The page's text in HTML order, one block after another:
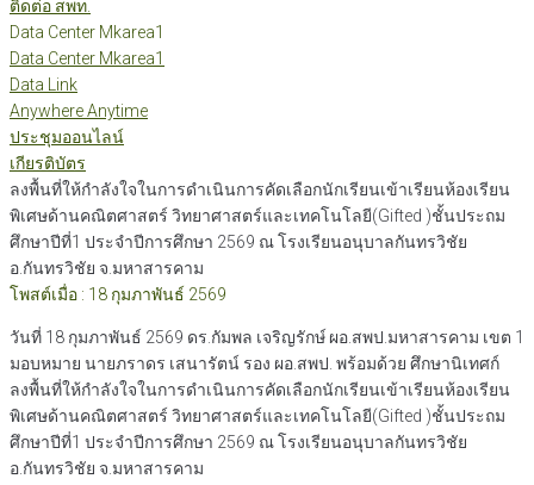
ติดต่อ สพท.
Data Center Mkarea1
Data Center Mkarea1
Data Link
Anywhere Anytime
ประชุมออนไลน์
เกียรติบัตร
ลงพื้นที่ให้กำลังใจในการดำเนินการคัดเลือกนักเรียนเข้าเรียนห้องเรียน
พิเศษด้านคณิตศาสตร์ วิทยาศาสตร์และเทคโนโลยี(Gifted )ชั้นประถม
ศึกษาปีที่1 ประจำปีการศึกษา 2569 ณ โรงเรียนอนุบาลกันทรวิชัย
อ.กันทรวิชัย จ.มหาสารคาม
โพสต์เมื่อ : 18 กุมภาพันธ์ 2569
วันที่ 18 กุมภาพันธ์ 2569 ดร.กัมพล เจริญรักษ์ ผอ.สพป.มหาสารคาม เขต 1
มอบหมาย นายภราดร เสนารัตน์ รอง ผอ.สพป. พร้อมด้วย ศึกษานิเทศก์
ลงพื้นที่ให้กำลังใจในการดำเนินการคัดเลือกนักเรียนเข้าเรียนห้องเรียน
พิเศษด้านคณิตศาสตร์ วิทยาศาสตร์และเทคโนโลยี(Gifted )ชั้นประถม
ศึกษาปีที่1 ประจำปีการศึกษา 2569 ณ โรงเรียนอนุบาลกันทรวิชัย
อ.กันทรวิชัย จ.มหาสารคาม